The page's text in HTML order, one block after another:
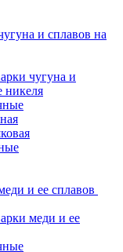
и сплавов на
чугуна и
никеля
и ее сплавов
меди и ее